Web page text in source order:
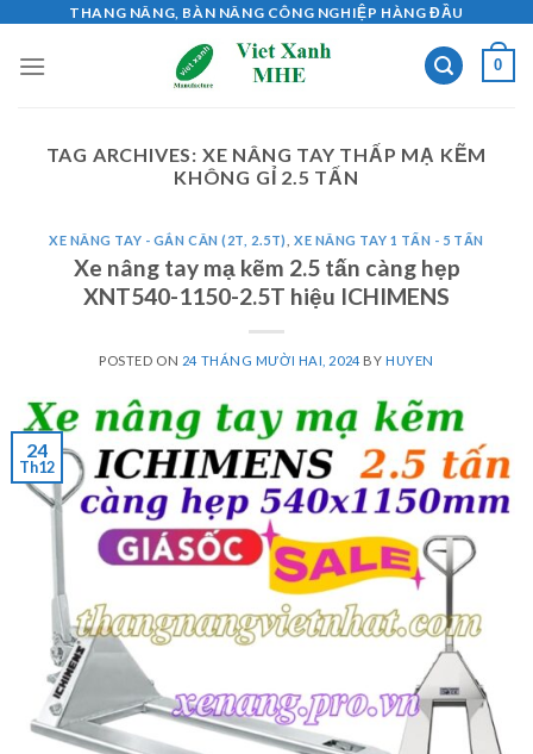
content
THANG NÂNG, BÀN NÂNG CÔNG NGHIỆP HÀNG ĐẦU
0
TAG ARCHIVES: XE NÂNG TAY THẤP MẠ KẼM
KHÔNG GỈ 2.5 TẤN
XE NÂNG TAY - GẮN CÂN (2T, 2.5T) ,XE NÂNG TAY 1 TẤN - 5 TẤN
Xe nâng tay mạ kẽm 2.5 tấn càng hẹp
XNT540-1150-2.5T hiệu ICHIMENS
POSTED ON 24 THÁNG MƯỜI HAI, 2024 BY HUYEN
24
Th12